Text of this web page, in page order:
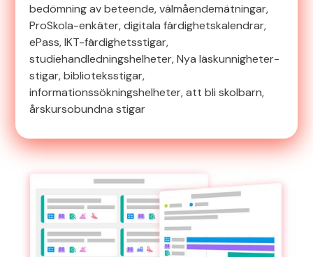
bedömning av beteende, välmåendemätningar,
ProSkola-enkäter, digitala färdighetskalendrar,
ePass, IKT-färdighetsstigar,
studiehandledningshelheter, Nya läskunnigheter-
stigar, biblioteksstigar,
informationssökningshelheter, att bli skolbarn,
årskursobundna stigar